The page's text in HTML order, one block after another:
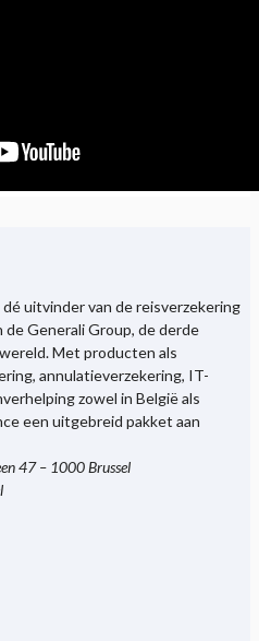
uitvinder van de reisverzekering
Generali Group, de derde
Met producten als
annulatieverzekering, IT-
zowel in België als
een uitgebreid pakket aan
47 – 1000 Brussel